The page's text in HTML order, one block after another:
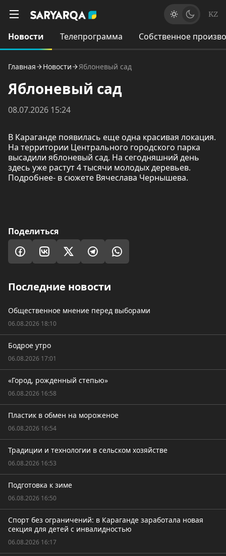
KZ
Новости Телепрограмма Собственное
Главная Новости Яблоневый сад
Яблоневый сад
08.07.2026 15:24
В Караганде появилась еще одна красивая локация.
На территории Центрального городского парка
высадили яблоневый сад. На сегодняшний день
здесь уже растут 4 тысячи молодых деревьев.
Подробнее- в сюжете Вячеслава Чернышева.
Поделиться
Последние новости
Общественное мнение перед выборами
06.08.2026 18:10
Бодрое утро
06.08.2026 17:01
«Город, рожденный степью»
06.08.2026 16:58
Пластик в обмен на мороженое
06.08.2026 16:54
Традиции и технологии в сельском хозяйстве
06.08.2026 16:53
Подготовка к зиме
06.08.2026 16:50
Спорт без ограничений: в Караганде заработала новая
секция для детей с инвалидностью
06.08.2026 16:17